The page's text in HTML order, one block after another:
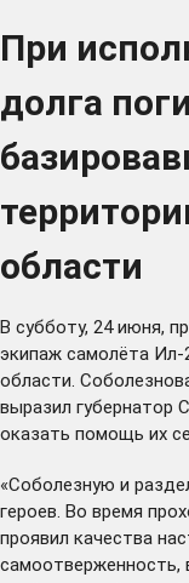
При
долга
области
В субботу, 24 июня,
экипаж самолёта Ил-
области.
выразил губернатор
оказать помощь их
«Соболезную и
героев. Во время
проявил качества
самоотверженность,